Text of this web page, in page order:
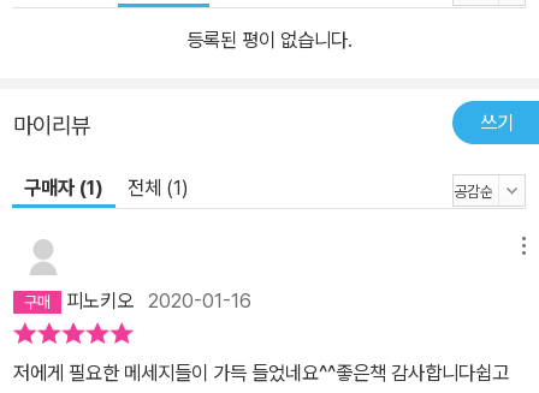
어내는 원천을 어디서 찾을 것인지, 그리고 그 꺼져 있던 엔진의 시동
을 어떻게 다시 가동시킬 것인지 명쾌하게 그리고 있다. 리더, 세일즈
같은 터닝 포인트를 만들어줬던 에너지 전도사, 존 고든은 이 ‘에너지
버스’라는 놀라운 스토리를 통해 긍정의 에너지를 가득 채우고 원하
는 삶의 목적지를 향해 힘차게 나아가는 방법을 알려준다. 정체에 빠
진 개인, 매너리즘에 빠진 팀, 의욕을 잃은 조직, 서로에게 지쳐 있는
가족 모두에게 ‘뿅!’ 하고 도약의 계기를 마련해줄 것이다.
등록된 평이 없습니다.
마이리뷰 쓰기
구매자 (1) 전체 (1)
피노키오 2020-01-16
저에게 필요한 메세지들이 가득 들었네요^^좋은책 감사합니다쉽고